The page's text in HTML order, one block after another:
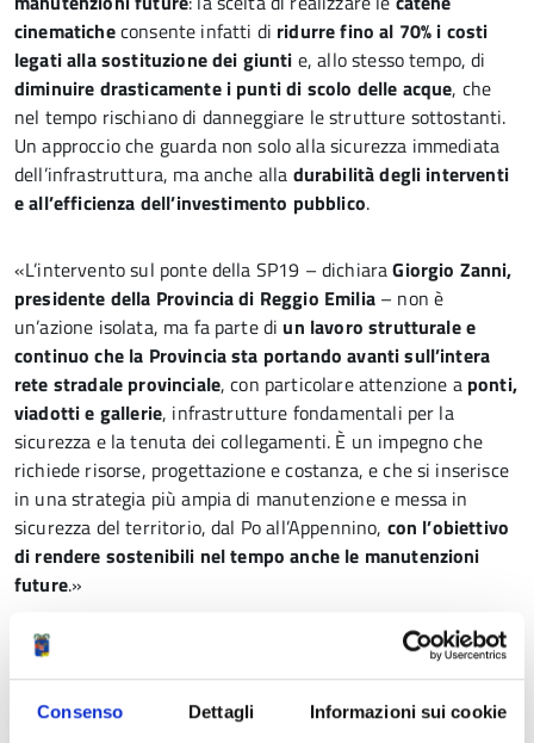
Consenso Dettagli Informazioni sui cookie
cinematicheconsente infatti di ridurre fino al 70% i costi
legati alla sostituzione dei giunti e, allo stesso tempo, di
diminuire drasticamente i punti di scolo delle acque, che
nel tempo rischiano di danneggiare le strutture sottostanti.
Un approccio che guarda non solo alla sicurezza immediata
dell’infrastruttura, ma anche alla durabilità degli interventi
e all’efficienza dell’investimento pubblico.
«L’intervento sul ponte della SP19 – dichiaraGiorgio Zanni,
presidente della Provincia di Reggio Emilia – non è
un’azione isolata, ma fa parte di un lavoro strutturale e
continuo che la Provincia sta portando avanti sull’intera
rete stradale provinciale, con particolare attenzione a ponti,
viadotti e gallerie, infrastrutture fondamentali per la
sicurezza e la tenuta dei collegamenti. È un impegno che
richiede risorse, progettazione e costanza, e che si inserisce
in una strategia più ampia di manutenzione e messa in
sicurezza del territorio, dal Po all’Appennino, con l’obiettivo
di rendere sostenibili nel tempo anche le manutenzioni
future.»
«Questo intervento – dichiara
Elio Ivo Sassi, consigliere
provinciale con delega alla Montagna e alle aree interne–
conferma l’attenzione concreta della Provincia verso la